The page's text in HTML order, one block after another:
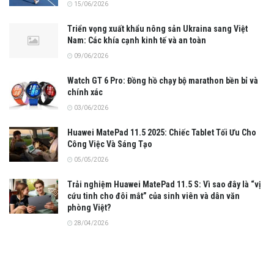
15/06/2026
Triển vọng xuất khẩu nông sản Ukraina sang Việt
Nam: Các khía cạnh kinh tế và an toàn
09/06/2026
Watch GT 6 Pro: Đồng hồ chạy bộ marathon bền bỉ và
chính xác
03/06/2026
Huawei MatePad 11.5 2025: Chiếc Tablet Tối Ưu Cho
Công Việc Và Sáng Tạo
05/05/2026
Trải nghiệm Huawei MatePad 11.5 S: Vì sao đây là “vị
cứu tinh cho đôi mắt” của sinh viên và dân văn
phòng Việt?
28/04/2026